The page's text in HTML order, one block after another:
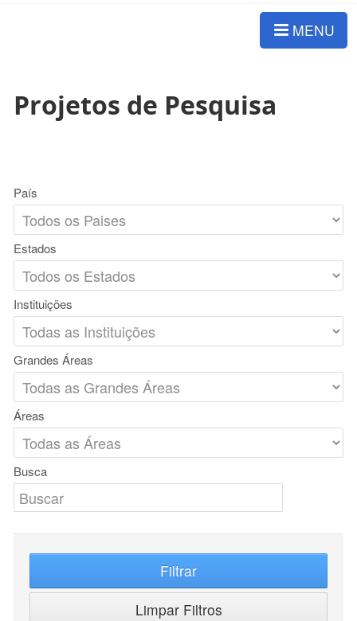
MENU
Projetos de Pesquisa
País
Estados
Instituições
Grandes Áreas
Áreas
Busca
Filtrar
Limpar Filtros